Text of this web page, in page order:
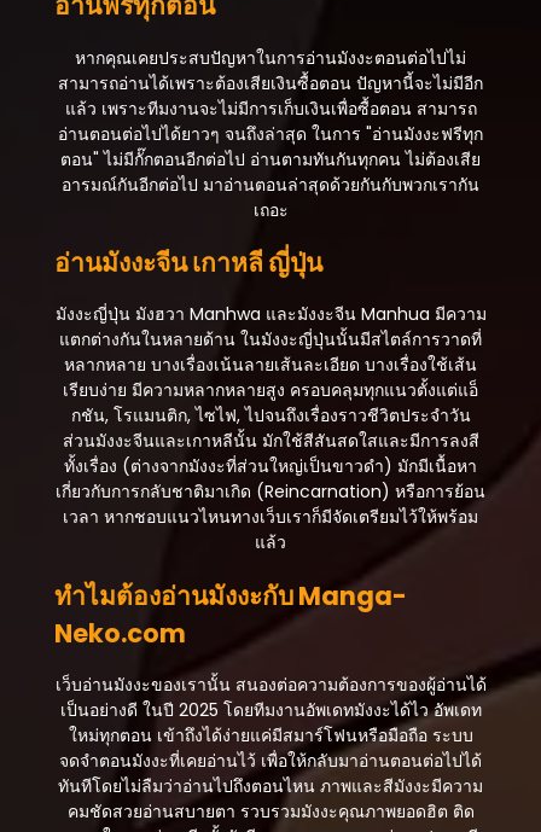
หากคุณเคยประสบปัญหาในการอ่านมังงะตอนต่อไปไม่
สามารถอ่านได้เพราะต้องเสียเงินซื้อตอน ปัญหานี้จะไม่มีอีก
แล้ว เพราะทีมงานจะไม่มีการเก็บเงินเพื่อซื้อตอน สามารถ
อ่านตอนต่อไปได้ยาวๆ จนถึงล่าสุด ในการ "อ่านมังงะฟรีทุก
ตอน" ไม่มีกั๊กตอนอีกต่อไป อ่านตามทันกันทุกคน ไม่ต้องเสีย
อารมณ์กันอีกต่อไป มาอ่านตอนล่าสุดด้วยกันกับพวกเรากัน
เถอะ
อ่านมังงะจีน เกาหลี ญี่ปุ่น
มังงะญี่ปุ่น มังฮวา Manhwa และมังงะจีน Manhua มีความ
แตกต่างกันในหลายด้าน ในมังงะญี่ปุ่นนั้นมีสไตล์การวาดที่
หลากหลาย บางเรื่องเน้นลายเส้นละเอียด บางเรื่องใช้เส้น
เรียบง่าย มีความหลากหลายสูง ครอบคลุมทุกแนวตั้งแต่แอ็
กชัน, โรแมนติก, ไซไฟ, ไปจนถึงเรื่องราวชีวิตประจำวัน
ส่วนมังงะจีนและเกาหลีนั้น มักใช้สีสันสดใสและมีการลงสี
ทั้งเรื่อง (ต่างจากมังงะที่ส่วนใหญ่เป็นขาวดำ) มักมีเนื้อหา
เกี่ยวกับการกลับชาติมาเกิด (Reincarnation) หรือการย้อน
เวลา หากชอบแนวไหนทางเว็บเราก็มีจัดเตรียมไว้ให้พร้อม
แล้ว
ทำไมต้องอ่านมังงะกับ Manga-
Neko.com
เว็บอ่านมังงะของเรานั้น สนองต่อความต้องการของผู้อ่านได้
เป็นอย่างดี ในปี 2025 โดยทีมงานอัพเดทมังงะได้ไว อัพเดท
ใหม่ทุกตอน เข้าถึงได้ง่ายแค่มีสมาร์โฟนหรือมือถือ ระบบ
จดจำตอนมังงะที่เคยอ่านไว้ เพื่อให้กลับมาอ่านตอนต่อไปได้
ทันทีโดยไม่ลืมว่าอ่านไปถึงตอนไหน ภาพและสีมังงะมีความ
คมชัดสวยอ่านสบายตา รวบรวมมังงะคุณภาพยอดฮิต ติด